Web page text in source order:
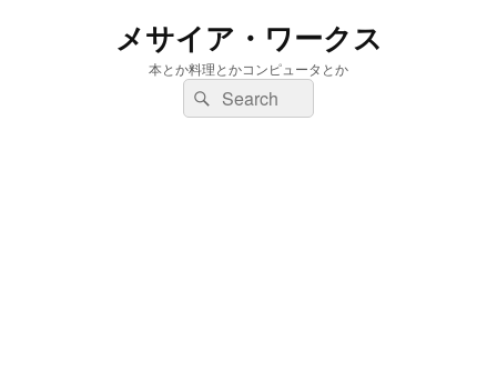
メサイア・ワークス
本とか料理とかコンピュータとか
検
索:
検
索